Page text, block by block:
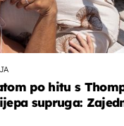
po hitu s
supruga: